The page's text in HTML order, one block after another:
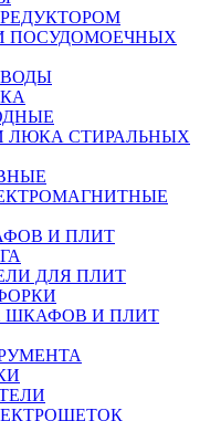
РЕДУКТОРОМ
ПОСУДОМОЕЧНЫХ
ВОДЫ
ЛЮКА СТИРАЛЬНЫХ
И ПЛИТ
ДЛЯ ПЛИТ
ШКАФОВ И ПЛИТ